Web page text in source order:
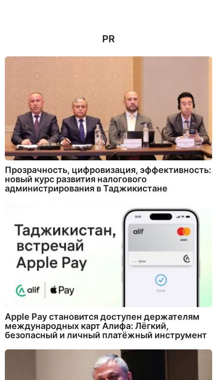
PR
Прозрачность, цифровизация, эффективность:
новый курс развития налогового
администрирования в Таджикистане
Apple Pay становится доступен держателям
международных карт Алифа: Лёгкий,
безопасный и личный платёжный инструмент